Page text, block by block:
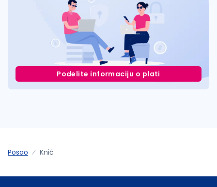
Podelite informaciju o plati
Posao Knić